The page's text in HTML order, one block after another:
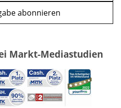
abonnieren
Markt-Mediastudien